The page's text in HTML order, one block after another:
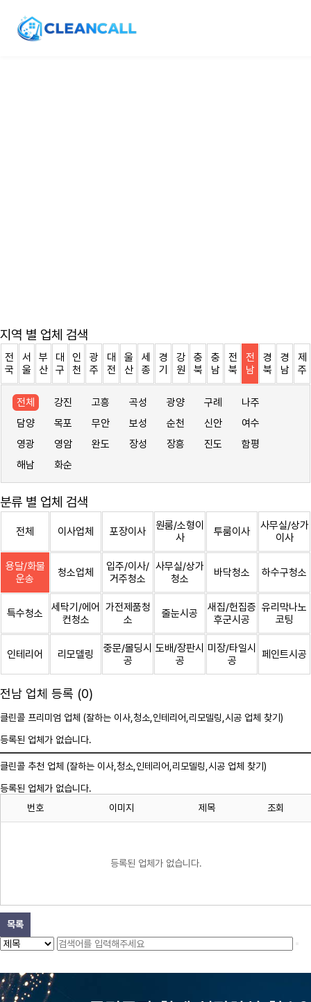
지역 별 업체 검색
전
국
서
울
부
산
대
구
인
천
광
주
대
전
울
산
세
종
경
기
강
원
충
북
충
남
전
북
전
남
경
북
경
남
제
주
전체 강진 고흥 곡성 광양 구례
나주
담양
목포 무안 보성 순천 신안
여수
영광
영암 완도 장성 장흥 진도
함평
해남
화순
분류 별 업체 검색
전체 이사업체 포장이사
원룸/소형이
사
투룸이사
사무실/상가
이사
용달/화물
운송
청소업체
입주/이사/
거주청소
사무실/상가
청소
바닥청소 하수구청소
특수청소
세탁기/에어
컨청소
가전제품청
소
줄눈시공
새집/헌집증
후군시공
유리막나노
코팅
인테리어 리모델링
중문/몰딩시
공
도배/장판시
공
미장/타일시
공
페인트시공
전남 업체 등록 (0)
클린콜 프리미엄 업체 (잘하는 이사, 청소 ,인테리어,리모델링,시공 업체 찾기)
등록된 업체가 없습니다.
클린콜 추천 업체 (잘하는 이사, 청소 ,인테리어,리모델링,시공 업체 찾기)
등록된 업체가 없습니다.
번호
이미지 제목 조회
등록된 업체가 없습니다.
목록